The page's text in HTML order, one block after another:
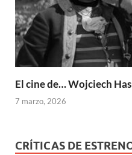
El cine de… Wojciech
7 marzo, 2026
CRÍTICAS DE